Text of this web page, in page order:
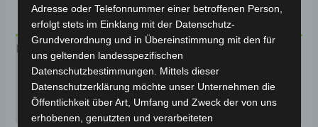
Beschreibung
Produktsicherheit
Rezensionen (0)
Adresse oder Telefonnummer einer betroffenen Person,
erfolgt stets im Einklang mit der Datenschutz-
Grundverordnung und in Übereinstimmung mit den für
uns geltenden landesspezifischen
Datenschutzbestimmungen. Mittels dieser
Datenschutzerklärung möchte unser Unternehmen die
Öffentlichkeit über Art, Umfang und Zweck der von uns
erhobenen, genutzten und verarbeiteten